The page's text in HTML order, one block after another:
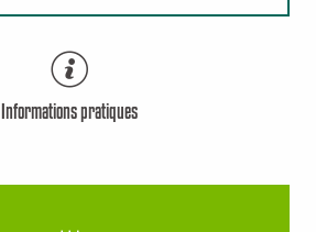
Informations pratiques